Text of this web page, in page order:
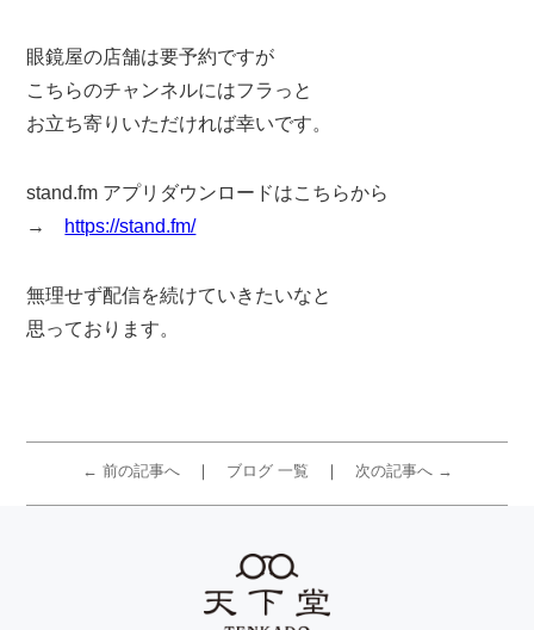
眼鏡屋の店舗は要予約ですが
こちらのチャンネルにはフラっと
お立ち寄りいただければ幸いです。
stand.fm アプリダウンロードはこちらから
→ https://stand.fm/
無理せず配信を続けていきたいなと
思っております。
← 前の記事へ ブログ 一覧 次の記事へ →